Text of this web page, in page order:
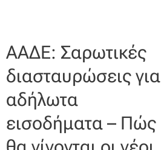
ΑΑΔΕ: Σαρωτικές
διασταυρώσεις για
αδήλωτα
εισοδήματα – Πώς